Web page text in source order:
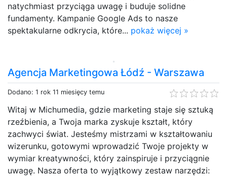
natychmiast przyciąga uwagę i buduje solidne
fundamenty. Kampanie Google Ads to nasze
spektakularne odkrycia, które... pokaż więcej »
Agencja Marketingowa Łódź - Warszawa
Dodano: 1 rok 11 miesięcy temu
Witaj w Michumedia, gdzie marketing staje się sztuką
rzeźbienia, a Twoja marka zyskuje kształt, który
zachwyci świat. Jesteśmy mistrzami w kształtowaniu
wizerunku, gotowymi wprowadzić Twoje projekty w
wymiar kreatywności, który zainspiruje i przyciągnie
uwagę. Nasza oferta to wyjątkowy zestaw narzędzi: